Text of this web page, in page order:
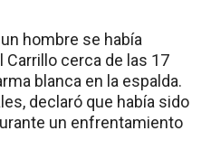
hombre se había
cerca de las 17
blanca en la espalda.
declaró que había sido
un enfrentamiento